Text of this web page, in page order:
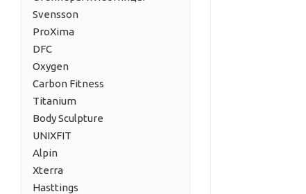
Svensson
ProXima
DFC
Oxygen
Carbon Fitness
Titanium
Body Sculpture
UNIXFIT
Alpin
Xterra
Hasttings